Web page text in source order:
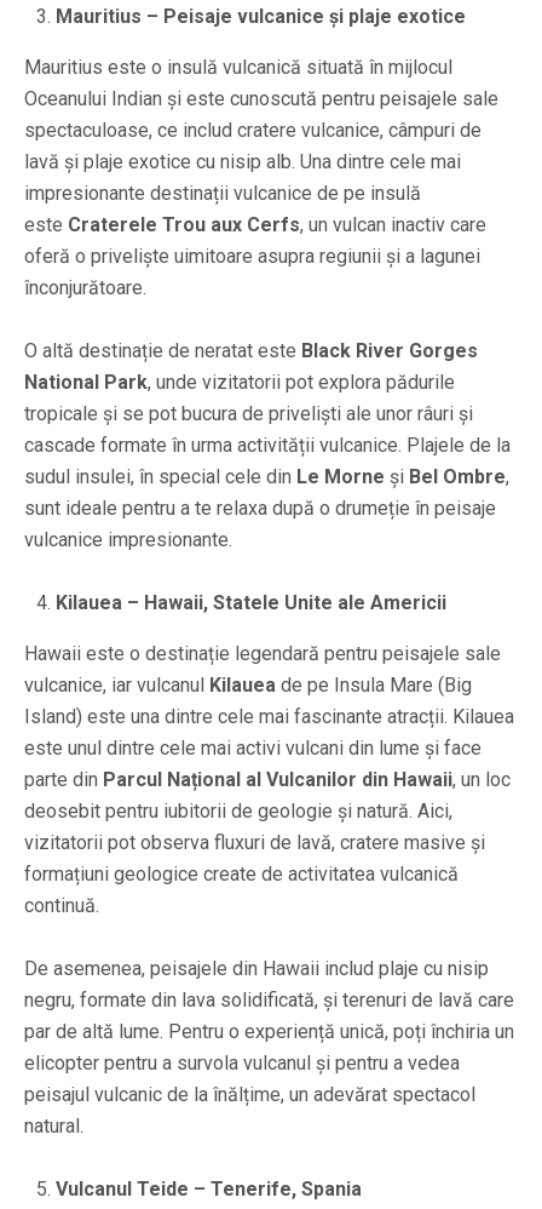
Mauritius – Peisaje vulcanice și plaje exotice
Mauritius este o insulă vulcanică situată în mijlocul
Oceanului Indian și este cunoscută pentru peisajele sale
spectaculoase, ce includ cratere vulcanice, câmpuri de
lavă și plaje exotice cu nisip alb. Una dintre cele mai
impresionante destinații vulcanice de pe insulă
este Craterele Trou aux Cerfs, un vulcan inactiv care
oferă o priveliște uimitoare asupra regiunii și a lagunei
înconjurătoare.
O altă destinație de neratat este Black River Gorges
National Park, unde vizitatorii pot explora pădurile
tropicale și se pot bucura de priveliști ale unor râuri și
cascade formate în urma activității vulcanice. Plajele de la
sudul insulei, în special cele din Le Morne și Bel Ombre,
sunt ideale pentru a te relaxa după o drumeție în peisaje
vulcanice impresionante.
Kilauea – Hawaii, Statele Unite ale Americii
Hawaii este o destinație legendară pentru peisajele sale
vulcanice, iar vulcanul Kilauea de pe Insula Mare (Big
Island) este una dintre cele mai fascinante atracții. Kilauea
este unul dintre cele mai activi vulcani din lume și face
parte din Parcul Național al Vulcanilor din Hawaii, un loc
deosebit pentru iubitorii de geologie și natură. Aici,
vizitatorii pot observa fluxuri de lavă, cratere masive și
formațiuni geologice create de activitatea vulcanică
continuă.
De asemenea, peisajele din Hawaii includ plaje cu nisip
negru, formate din lava solidificată, și terenuri de lavă care
par de altă lume. Pentru o experiență unică, poți închiria un
elicopter pentru a survola vulcanul și pentru a vedea
peisajul vulcanic de la înălțime, un adevărat spectacol
natural.
Vulcanul Teide – Tenerife, Spania